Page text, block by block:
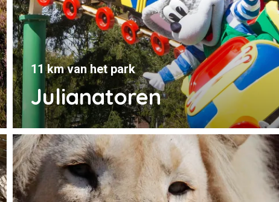
Julianatoren
11 km van het park